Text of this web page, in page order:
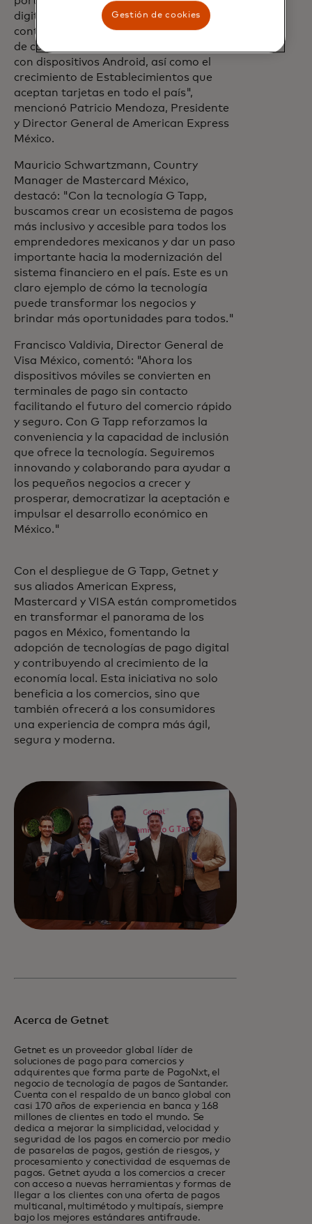
digitales que ofrecemos en México,
continuamos respaldando la experiencia
de compra de nuestros Tarjetahabientes
con dispositivos Android, así como el
crecimiento de Establecimientos que
aceptan tarjetas en todo el país",
mencionó Patricio Mendoza, Presidente
y Director General de American Express
México.
Mauricio Schwartzmann, Country
Manager de Mastercard México,
destacó: "Con la tecnología G Tapp,
buscamos crear un ecosistema de pagos
más inclusivo y accesible para todos los
emprendedores mexicanos y dar un paso
importante hacia la modernización del
sistema financiero en el país. Este es un
claro ejemplo de cómo la tecnología
puede transformar los negocios y
brindar más oportunidades para todos."
Francisco Valdivia, Director General de
Visa México, comentó: "Ahora los
dispositivos móviles se convierten en
terminales de pago sin contacto
facilitando el futuro del comercio rápido
y seguro. Con G Tapp reforzamos la
conveniencia y la capacidad de inclusión
que ofrece la tecnología. Seguiremos
innovando y colaborando para ayudar a
los pequeños negocios a crecer y
prosperar, democratizar la aceptación e
impulsar el desarrollo económico en
México."
Con el despliegue de G Tapp, Getnet y
sus aliados American Express,
Mastercard y VISA están comprometidos
en transformar el panorama de los
pagos en México, fomentando la
adopción de tecnologías de pago digital
y contribuyendo al crecimiento de la
economía local. Esta iniciativa no solo
beneficia a los comercios, sino que
también ofrecerá a los consumidores
una experiencia de compra más ágil,
segura y moderna.
Acerca de Getnet
Getnet es un proveedor global líder de
soluciones de pago para comercios y
adquirentes que forma parte de PagoNxt, el
negocio de tecnología de pagos de Santander.
Cuenta con el respaldo de un banco global con
casi 170 años de experiencia en banca y 168
millones de clientes en todo el mundo. Se
dedica a mejorar la simplicidad, velocidad y
seguridad de los pagos en comercio por medio
de pasarelas de pagos, gestión de riesgos, y
procesamiento y conectividad de esquemas de
pagos. Getnet ayuda a los comercios a crecer
con acceso a nuevas herramientas y formas de
llegar a los clientes con una oferta de pagos
multicanal, multimétodo y multipaís, siempre
bajo los mejores estándares antifraude.
Gestión de cookies